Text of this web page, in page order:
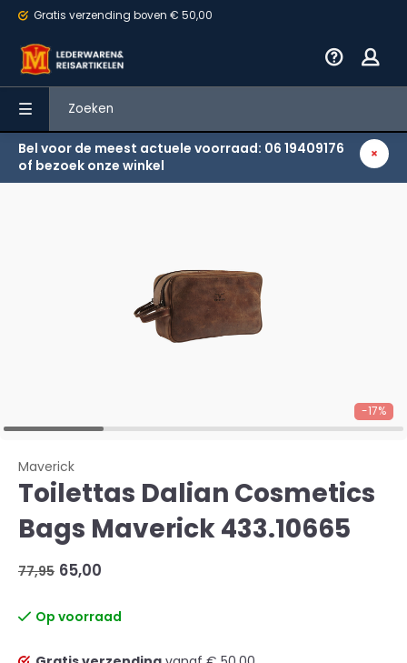
Gratis verzending boven € 50,00
Bel voor de meest actuele voorraad: 06 19409176
of bezoek onze winkel
Terug
-17%
Maverick
Toilettas Dalian Cosmetics
Bags Maverick 433.10665
77,95 65,00
Op voorraad